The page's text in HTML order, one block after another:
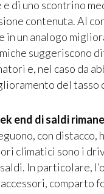
di uno scontrino
contenuta. Al
in un analogo
suggeriscono
e, nel caso da
del tasso
end di saldi
con
climatici sono i
In particolare,
comparto